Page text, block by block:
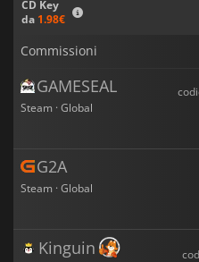
CD Key
da 1.98€
Commissioni
GAMESEAL
Steam · Global
G2A
Steam · Global
Kinguin